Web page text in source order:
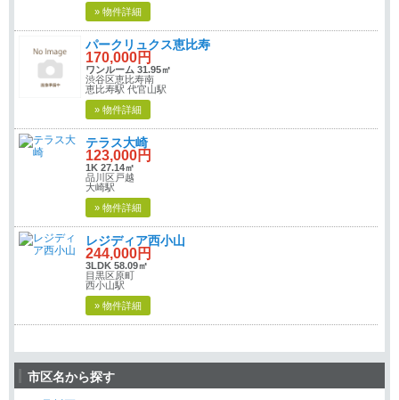
» 物件詳細
パークリュクス恵比寿
170,000円
ワンルーム 31.95㎡
渋谷区恵比寿南
恵比寿駅 代官山駅
» 物件詳細
テラス大崎
123,000円
1K 27.14㎡
品川区戸越
大崎駅
» 物件詳細
レジディア西小山
244,000円
3LDK 58.09㎡
目黒区原町
西小山駅
» 物件詳細
市区名から探す